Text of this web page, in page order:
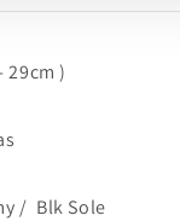
29cm )
/ Blk Sole